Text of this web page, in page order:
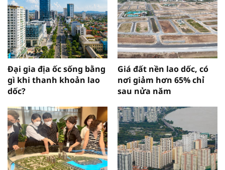
Đại gia địa ốc sống bằng
gì khi thanh khoản lao
dốc?
Giá đất nền lao dốc, có
nơi giảm hơn 65% chỉ
sau nửa năm